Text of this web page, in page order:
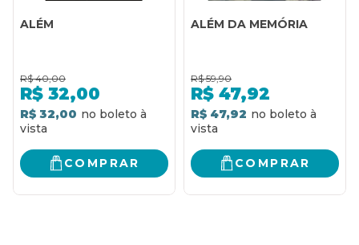
ALÉM
R$ 40,00
R$ 32,00
R$ 32,00
COMPRAR
ALÉM DA MEMÓRIA
R$ 59,90
R$ 47,92
R$ 47,92
COMPRAR